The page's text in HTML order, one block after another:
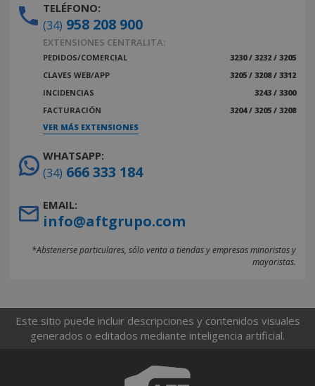
TELÉFONO:
(34) 958 208 900
EXTENSIONES CENTRALITA:
PEDIDOS/COMERCIAL
3230 / 3232 / 3205
CLAVES WEB/APP
3205 / 3208 / 3312
INCIDENCIAS
3243 / 3300
FACTURACIÓN
3204 / 3205 / 3208
VER MÁS EXTENSIONES
WHATSAPP:
(34) 666 333 184
EMAIL:
info@aftgrupo.com
*Abstenerse particulares, sólo venta a tiendas y empresas minoristas y
mayoristas.
Este sitio puede incluir descripciones y contenidos visuales
generados o editados mediante inteligencia artificial.